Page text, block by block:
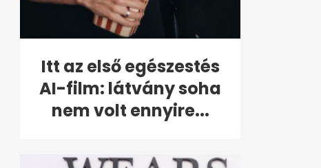
Itt az első egészestés
AI-film: látvány soha
nem volt ennyire...